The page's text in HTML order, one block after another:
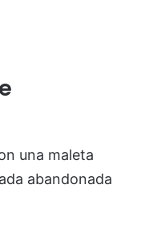
una maleta
abandonada